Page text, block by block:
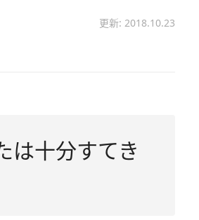
更新: 2018.10.23
は十分すてき